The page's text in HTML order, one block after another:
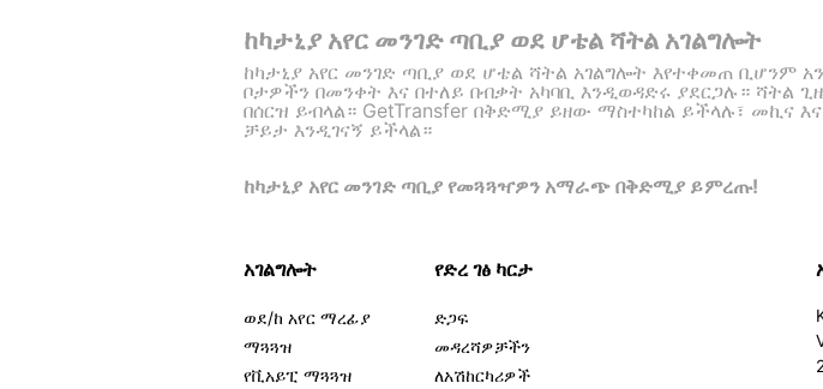
ከካታኒያ አየር መንገድ ጣቢያ ወደ ሆቴል ሻትል አገልግሎት
ከካታኒያ አየር መንገድ ጣቢያ ወደ ሆቴል ሻትል አገልግሎት እየተቀመጠ ቢሆንም
ቦታዎችን በመንቀት እና በተለይ በብቃት አካባቢ እንዲወዳድሩ ያደርጋሉ። ሻትል
በሰርዝ ይብላል። GetTransfer በቅድሚያ ይዘው ማስተካከል ይችላሉ፣ መኪና
ቻይታ እንዲገናኝ ይችላል።
ከካታኒያ አየር መንገድ ጣቢያ የመጓጓዣዎን አማራጭ በቅድሚያ ይምረጡ!
አገልግሎት
ወደ/ከ አየር ማረፊያ
ማጓጓዝ
የቪአይፒ ማጓጓዝ
የድረ ገፅ ካርታ
ድጋፍ
መዳረሻዎቻችን
ለአሽከርካሪዎች